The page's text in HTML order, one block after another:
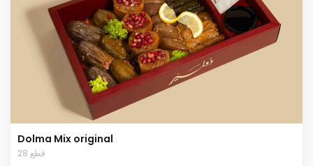
Dolma Mix original
28 قطع